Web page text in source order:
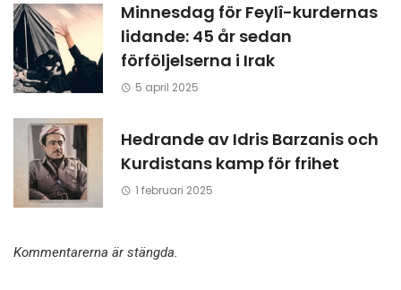
Minnesdag för Feylî-kurdernas
lidande: 45 år sedan
förföljelserna i Irak
5 april 2025
Hedrande av Idris Barzanis och
Kurdistans kamp för frihet
1 februari 2025
Kommentarerna är stängda.